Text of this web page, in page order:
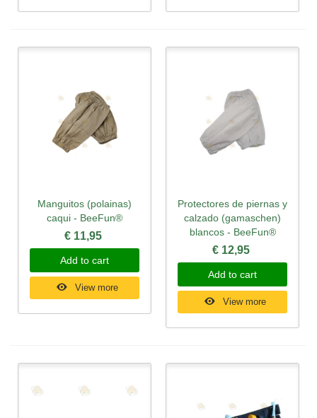
Manguitos (polainas)
caqui - BeeFun®
€ 11,95
Add to cart
View more
Protectores de piernas y
calzado (gamaschen)
blancos - BeeFun®
€ 12,95
Add to cart
View more